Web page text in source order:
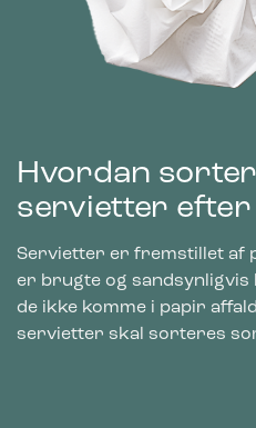
Hvordan
servietter efter
Servietter er fremstillet af
er brugte og
de ikke komme i papir
servietter skal sorteres